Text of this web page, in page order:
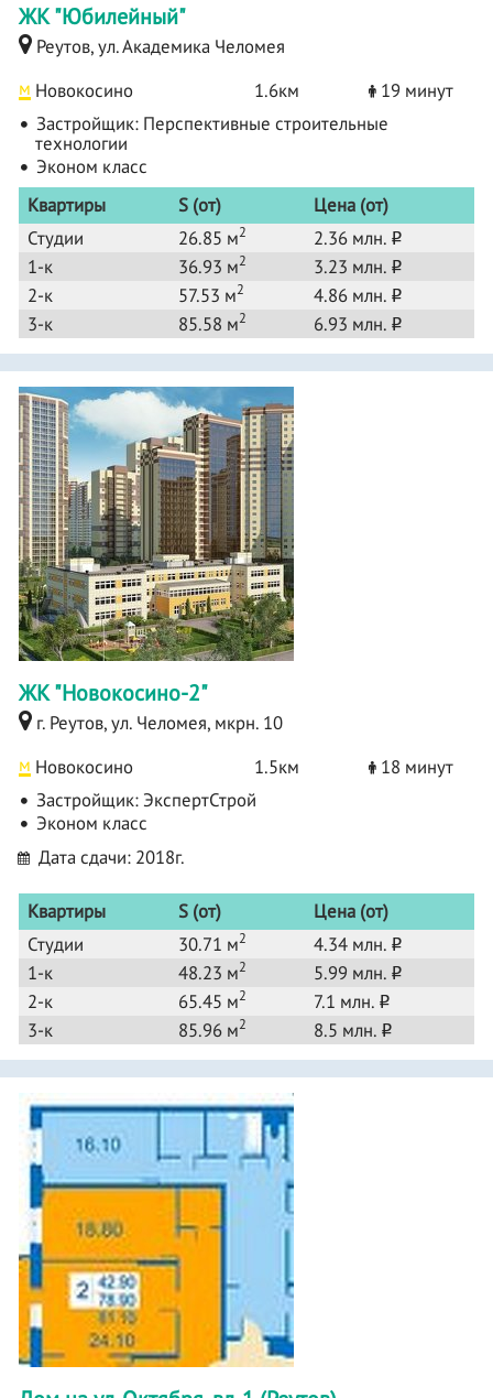
ЖК "Юбилейный"
Реутов, ул. Академика Челомея
м Новокосино 1.6км
19 минут
Застройщик: Перспективные строительные
технологии
Эконом класс
Квартиры
S (от)
Цена (от)
Студии
26.85 м2 2.36 млн. o
1-к 36.93 м2 3.23 млн. o
2-к 57.53 м2 4.86 млн. o
3-к 85.58 м2 6.93 млн. o
ЖК "Новокосино-2"
г. Реутов, ул. Челомея, мкрн. 10
м Новокосино 1.5км
18 минут
Застройщик:ЭкспертСтрой
Эконом класс
Дата сдачи: 2018г.
Квартиры S (от)
Цена (от)
Студии
30.71 м2 4.34 млн. o
1-к 48.23 м2 5.99 млн. o
2-к 65.45 м2 7.1 млн. o
3-к 85.96 м2 8.5 млн. o